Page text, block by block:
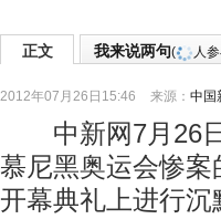
正文 我来说两句( 人
2012年07月26日15:46 来源： 中国
中新网7月26日
慕尼黑奥运会惨
开幕典礼上进行沉